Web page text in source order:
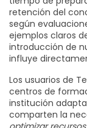
retención del
según
ejemplos claros
introducción de
influye
Los usuarios de
centros de
institución
comparten la